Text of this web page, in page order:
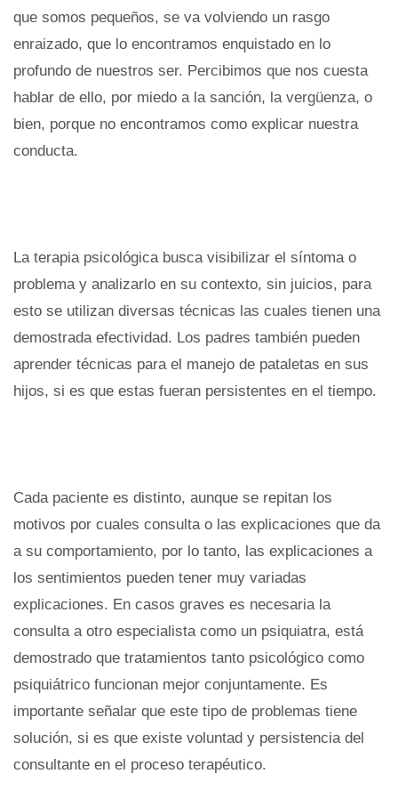
que somos pequeños, se va volviendo un rasgo
enraizado, que lo encontramos enquistado en lo
profundo de nuestros ser. Percibimos que nos cuesta
hablar de ello, por miedo a la sanción, la vergüenza, o
bien, porque no encontramos como explicar nuestra
conducta.
La terapia psicológica busca visibilizar el síntoma o
problema y analizarlo en su contexto, sin juicios, para
esto se utilizan diversas técnicas las cuales tienen una
demostrada efectividad. Los padres también pueden
aprender técnicas para el manejo de pataletas en sus
hijos, si es que estas fueran persistentes en el tiempo.
Cada paciente es distinto, aunque se repitan los
motivos por cuales consulta o las explicaciones que da
a su comportamiento, por lo tanto, las explicaciones a
los sentimientos pueden tener muy variadas
explicaciones. En casos graves es necesaria la
consulta a otro especialista como un psiquiatra, está
demostrado que tratamientos tanto psicológico como
psiquiátrico funcionan mejor conjuntamente. Es
importante señalar que este tipo de problemas tiene
solución, si es que existe voluntad y persistencia del
consultante en el proceso terapéutico.